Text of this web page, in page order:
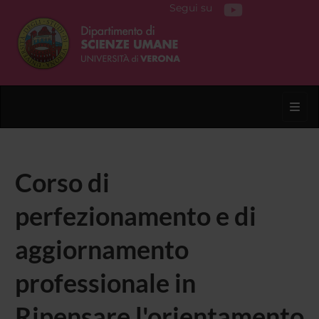
Segui su
Corso di
perfezionamento e di
aggiornamento
professionale in